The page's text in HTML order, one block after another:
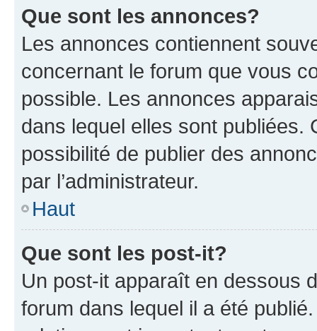
Que sont les annonces?
Les annonces contiennent
concernant le forum que vous
possible. Les annonces
dans lequel elles sont publiées.
possibilité de publier des
par l’administrateur.
Haut
Que sont les post-it?
Un post-it apparaît en dessous
forum dans lequel il a été